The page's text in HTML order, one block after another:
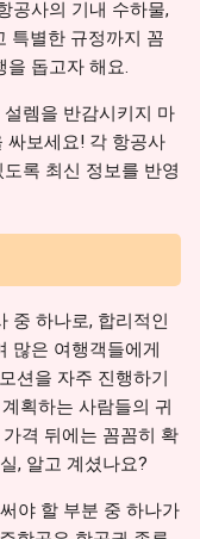
공사의 기내 수하물,
특별한 규정까지 꼼
을 돕고자 해요.
렘을 반감시키지 마
싸보세요! 각 항공사
록 최신 정보를 반영
중 하나로, 합리적인
많은 여행객들에게
션을 자주 진행하기
획하는 사람들의 귀
격 뒤에는 꼼꼼히 확
, 알고 계셨나요?
야 할 부분 중 하나가